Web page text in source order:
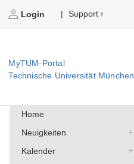
Login | Support
MyTUM-Portal
Technische Universität München
Home
Neuigkeiten
Kalender